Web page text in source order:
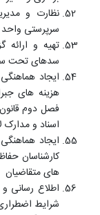
نظارت و
سرپرستی
تهیه و ارائه
سدهای تحت
ایجاد
اسناد و مدارک
ایجاد
کارشناسان
های متقاضیان
اطلاع رسانی
شرایط